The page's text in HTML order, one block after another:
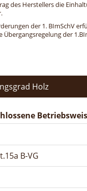
des Herstellers die
der 1. BImSchV
Übergangsregelung der
Holz
B-VG